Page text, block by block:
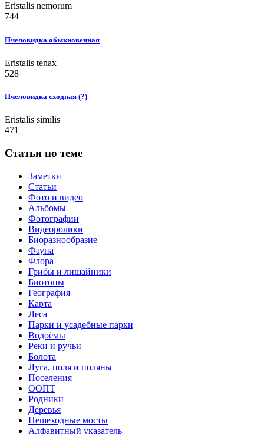
Eristalis nemorum
744
Пчеловидка обыкновенная
Eristalis tenax
528
Пчеловидка сходная (?)
Eristalis similis
471
Статьи по теме
Заметки
Статьи
Фото и видео
Альбомы
Фотографии
Видеоролики
Биоразнообразие
Фауна
Флора
Грибы и лишайники
Биотопы
География
Карта
Леса
Парки и усадебные парки
Водоёмы
Реки и ручьи
Болота
Луга, поля и поляны
Поселения
ООПТ
Родники
Деревья
Пешеходные мосты
Алфавитный указатель